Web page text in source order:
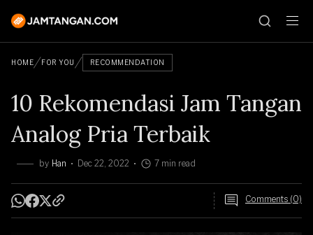
HOME FOR YOU RECOMMENDATION
10 Rekomendasi Jam Tangan
Analog Pria Terbaik
by Han Dec 22, 2022 7 min read
Comments (0)